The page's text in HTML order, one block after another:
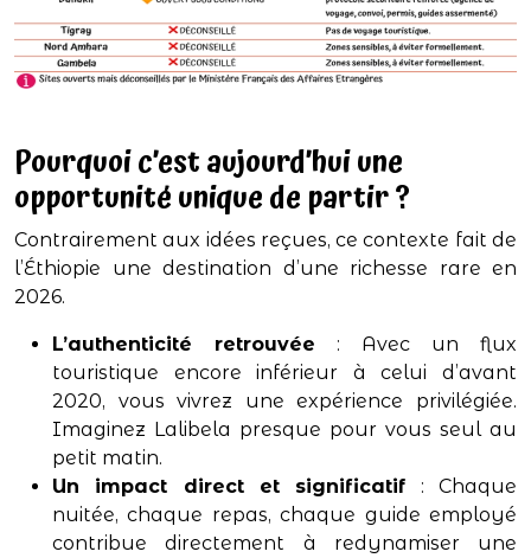
Pourquoi c’est aujourd’hui une
opportunité unique de partir ?
Contrairement aux idées reçues, ce contexte fait de
l’Éthiopie une destination d’une richesse rare en
2026.
L’authenticité retrouvée : Avec un flux
touristique encore inférieur à celui d’avant
2020, vous vivrez une expérience privilégiée.
Imaginez Lalibela presque pour vous seul au
petit matin.
Un impact direct et significatif : Chaque
nuitée, chaque repas, chaque guide employé
contribue directement à redynamiser une